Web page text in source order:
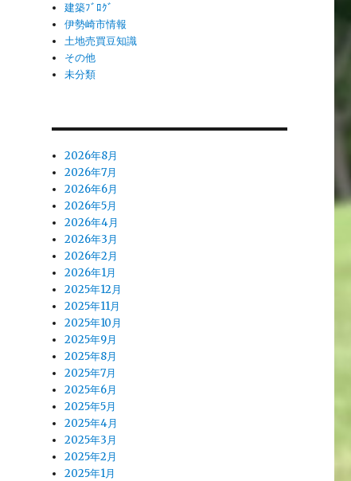
建築ﾌﾞﾛｸﾞ
伊勢崎市情報
土地売買豆知識
その他
未分類
2026年8月
2026年7月
2026年6月
2026年5月
2026年4月
2026年3月
2026年2月
2026年1月
2025年12月
2025年11月
2025年10月
2025年9月
2025年8月
2025年7月
2025年6月
2025年5月
2025年4月
2025年3月
2025年2月
2025年1月